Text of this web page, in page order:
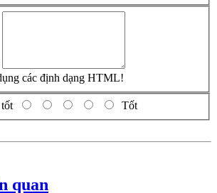
các định dạng HTML!
Tốt
quan